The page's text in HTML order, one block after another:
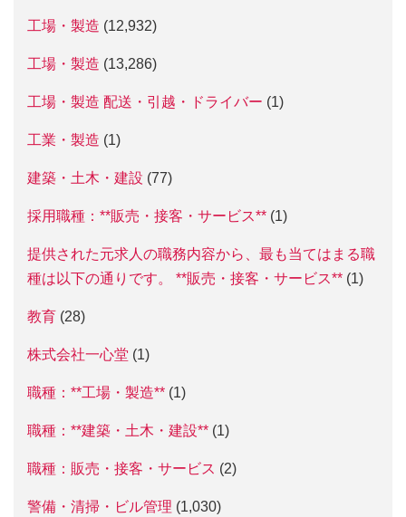
工場・製造 (12,932)
工場・製造 (13,286)
工場・製造 配送・引越・ドライバー (1)
工業・製造 (1)
建築・土木・建設 (77)
採用職種：**販売・接客・サービス** (1)
提供された元求人の職務内容から、最も当てはまる職
種は以下の通りです。 **販売・接客・サービス** (1)
教育 (28)
株式会社一心堂 (1)
職種：**工場・製造** (1)
職種：**建築・土木・建設** (1)
職種：販売・接客・サービス (2)
警備・清掃・ビル管理 (1,030)